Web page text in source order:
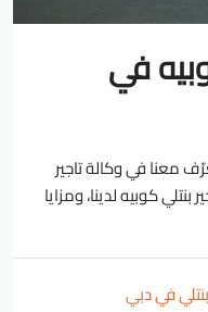
في
معنا في وكالة تاجير
كوبيه لدينا، ومزايا
في دبي